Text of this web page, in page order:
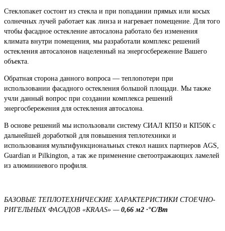
Стеклопакет состоит из стекла и при попадании прямых или косых
солнечных лучей работает как линза и нагревает помещение. Для того
чтобы фасадное остекление автосалона работало без изменения
климата внутри помещения, мы разработали комплекс решений
остекления автосалонов нацеленный на энергосбережение Вашего
объекта.
Обратная сторона данного вопроса — теплопотери при
использовании фасадного остекления большой площади. Мы также
учли данный вопрос при создании комплекса решений
энергосбережения для остекления автосалона.
В основе решений мы использовали систему СИАЛ КП50 и КП50К с
дальнейшей доработкой для повышения теплотехники и
использования мультифункциональных стекол наших партнеров AGS,
Guardian и Pilkington, а так же применение светоотражающих ламелей
из алюминиевого профиля.
БАЗОВЫЕ ТЕПЛОТЕХНИЧЕСКИЕ ХАРАКТЕРИСТИКИ СТОЕЧНО-
РИГЕЛЬНЫХ ФАСАДОВ «KRAAS» — 0,66 м2 ·°С/Вт